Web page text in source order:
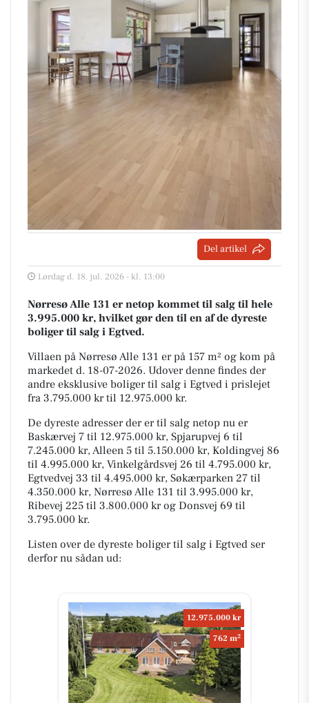
Del artikel
Lørdag d. 18. jul. 2026 - kl. 13:00
Nørresø Alle 131 er netop kommet til salg til hele
3.995.000 kr, hvilket gør den til en af de dyreste
boliger til salg i Egtved.
Villaen på Nørresø Alle 131 er på 157 m² og kom på
markedet d. 18-07-2026. Udover denne findes der
andre eksklusive boliger til salg i Egtved i prislejet
fra 3.795.000 kr til 12.975.000 kr.
De dyreste adresser der er til salg netop nu er
Baskærvej 7 til 12.975.000 kr, Spjarupvej 6 til
7.245.000 kr, Alleen 5 til 5.150.000 kr, Koldingvej 86
til 4.995.000 kr, Vinkelgårdsvej 26 til 4.795.000 kr,
Egtvedvej 33 til 4.495.000 kr, Søkærparken 27 til
4.350.000 kr, Nørresø Alle 131 til 3.995.000 kr,
Ribevej 225 til 3.800.000 kr og Donsvej 69 til
3.795.000 kr.
Listen over de dyreste boliger til salg i Egtved ser
derfor nu sådan ud:
12.975.000 kr
762 m2